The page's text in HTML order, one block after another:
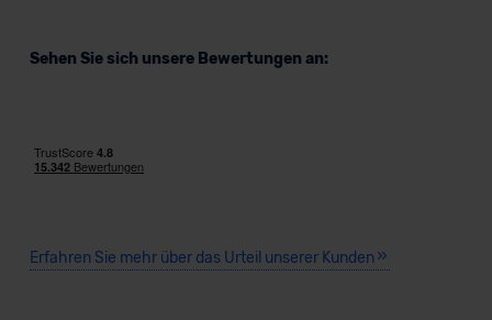
Sehen Sie sich unsere Bewertungen an:
Erfahren Sie mehr über das Urteil unserer Kunden